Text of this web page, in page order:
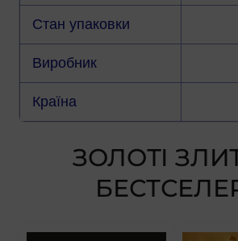
Стан упаковки
Виробник
Країна
ЗОЛОТІ